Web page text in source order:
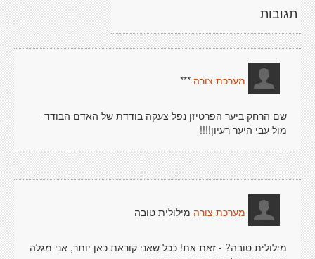
תגובות
מערכת צורה ***
שם הרחק ביער הפרטיזן נפל צעקה בודדת של האדם הבודד
מול עבי היער רעיון!!!!
מערכת צורה מילולית טובה
מילולית טובה? - זאת את! ככל שאני קוראת כאן יותר, אני מגלה